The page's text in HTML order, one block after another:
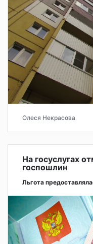
Олеся Некрасова
На госуслугах
госпошлин
Льгота